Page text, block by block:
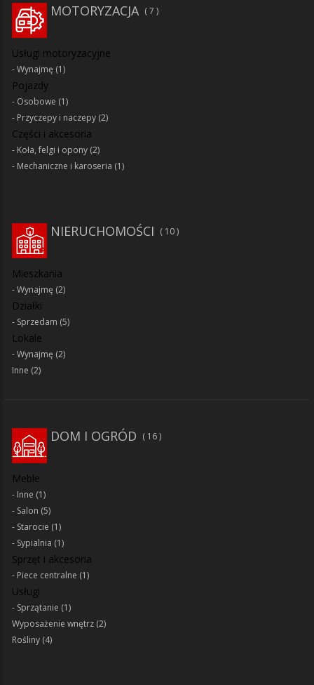
MOTORYZACJA 7
Usługi motoryzacyjne
Wynajmę (1)
Pojazdy
Osobowe (1)
Przyczepy i naczepy (2)
Części i akcesoria
Koła, felgi i opony (2)
Mechaniczne i karoseria (1)
NIERUCHOMOŚCI 10
Mieszkania
Wynajmę (2)
Działki
Sprzedam (5)
Lokale
Wynajmę (2)
Inne (2)
DOM I OGRÓD 16
Meble
Inne (1)
Salon (5)
Starocie (1)
Sypialnia (1)
Sprzęt i akcesoria
Piece centralne (1)
Usługi
Sprzątanie (1)
Wyposażenie wnętrz (2)
Rośliny (4)